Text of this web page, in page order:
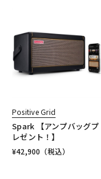
Positive Grid
Spark 【アンプバッグプ
レゼント！】
¥42,900 （税込）